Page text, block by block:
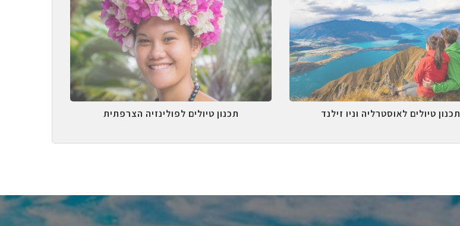
תכנון טיולים לאוסטרליה וניו זילנד תכנון טיולים לפולינזיה הצרפתית